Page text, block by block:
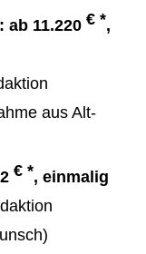
ab 11.220 € *,
aus Alt-
€ *, einmalig